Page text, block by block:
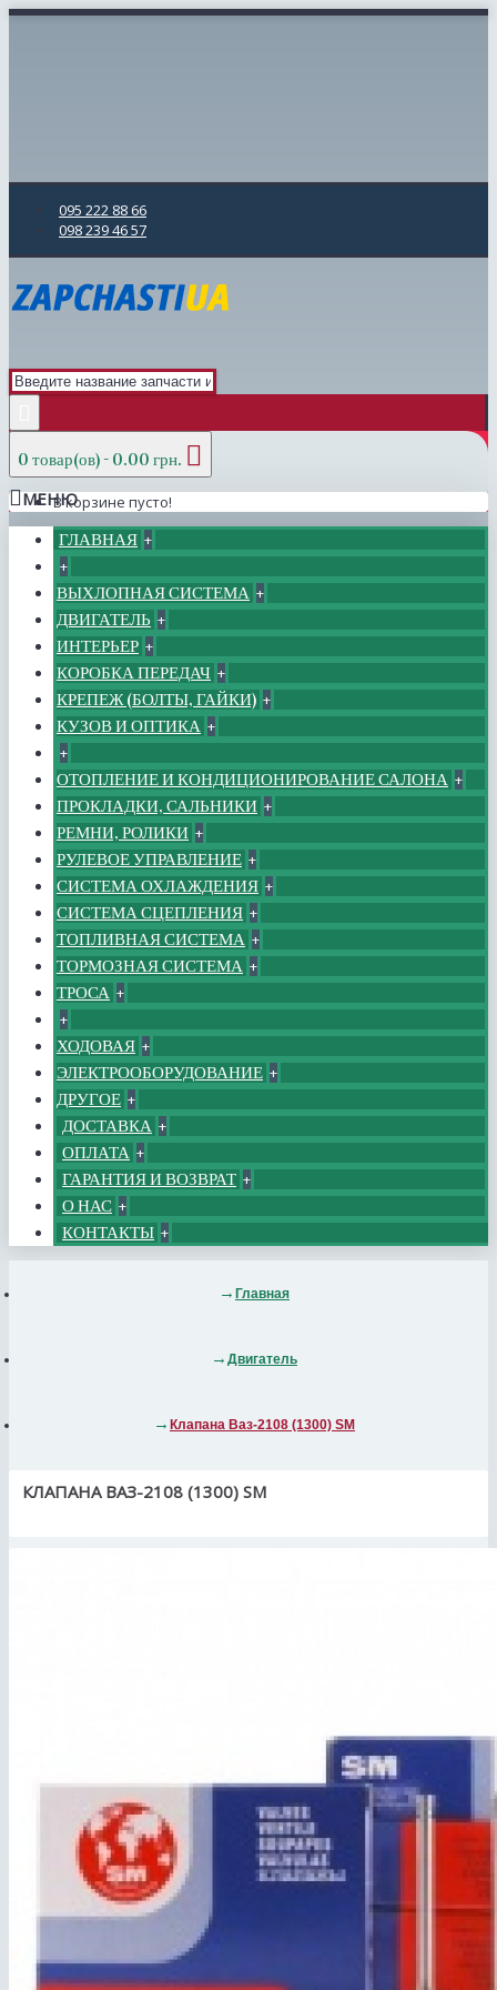
095 222 88 66
098 239 46 57
0 товар(ов) - 0.00 грн.
В корзине пусто!
МЕНЮ
ГЛАВНАЯ +
+
ВЫХЛОПНАЯ СИСТЕМА +
ДВИГАТЕЛЬ +
ИНТЕРЬЕР +
КОРОБКА ПЕРЕДАЧ +
КРЕПЕЖ (БОЛТЫ, ГАЙКИ) +
КУЗОВ И ОПТИКА +
+
ОТОПЛЕНИЕ И КОНДИЦИОНИРОВАНИЕ САЛОНА +
ПРОКЛАДКИ, САЛЬНИКИ +
РЕМНИ, РОЛИКИ +
РУЛЕВОЕ УПРАВЛЕНИЕ +
СИСТЕМА ОХЛАЖДЕНИЯ +
СИСТЕМА СЦЕПЛЕНИЯ +
ТОПЛИВНАЯ СИСТЕМА +
ТОРМОЗНАЯ СИСТЕМА +
ТРОСА +
+
ХОДОВАЯ +
ЭЛЕКТРООБОРУДОВАНИЕ +
ДРУГОЕ +
ДОСТАВКА +
ОПЛАТА +
ГАРАНТИЯ И ВОЗВРАТ +
О НАС +
КОНТАКТЫ +
Главная
Двигатель
Клапана Ваз-2108 (1300) SM
КЛАПАНА ВАЗ-2108 (1300) SM